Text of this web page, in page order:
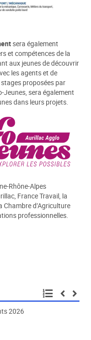
sera également
et compétences de la
aux jeunes de découvrir
les agents et de
stages proposées par
Jeunes, sera également
dans leurs projets.
Rhône-Alpes
France Travail, la
Chambre d’Agriculture
professionnelles.
2026